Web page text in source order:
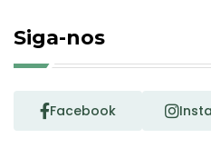
Siga-nos
Facebook